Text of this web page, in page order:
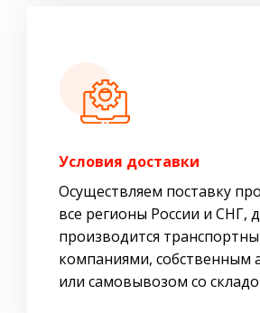
Условия доставки
Осуществляем поставку
все регионы России и СНГ,
производится
компаниями, собственным
или самовывозом со